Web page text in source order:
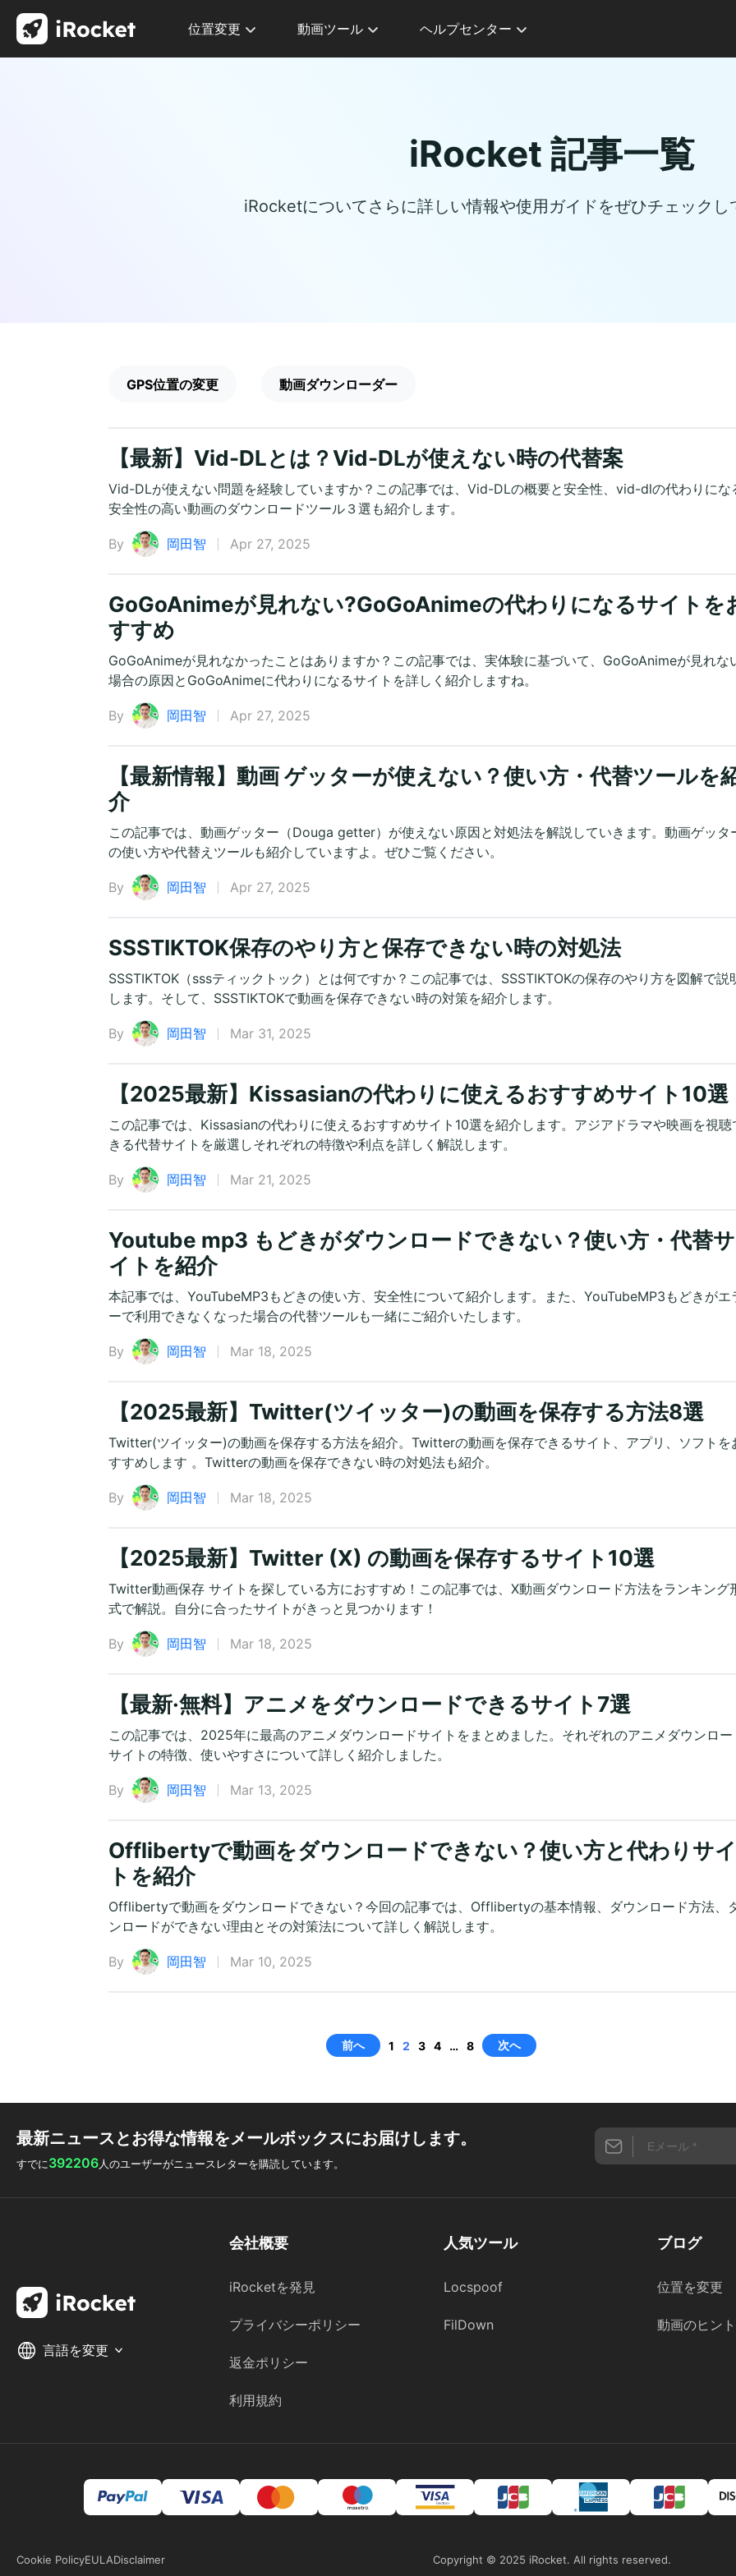
位置変更 動画ツール ヘルプセンター
iRocket 記事一覧
iRocketについてさらに詳しい情報や使用ガイドをぜひチェックし
GPS位置の変更 動画ダウンローダー
【最新】Vid-DLとは？Vid-DLが使えない時の代替案
Vid-DLが使えない問題を経験していますか？この記事では、Vid-DLの概要と安全性、vid-dlの代わりにな
安全性の高い動画のダウンロードツール３選も紹介します。
By 岡田智 Apr 27, 2025
GoGoAnimeが見れない?GoGoAnimeの代わりになるサイトを
すすめ
GoGoAnimeが見れなかったことはありますか？この記事では、実体験に基づいて、GoGoAnimeが見れな
場合の原因とGoGoAnimeに代わりになるサイトを詳しく紹介しますね。
By 岡田智 Apr 27, 2025
【最新情報】動画 ゲッターが使えない？使い方・代替ツールを
介
この記事では、動画ゲッター（Douga getter）が使えない原因と対処法を解説していきます。動画ゲッタ
の使い方や代替えツールも紹介していますよ。ぜひご覧ください。
By 岡田智 Apr 27, 2025
SSSTIKTOK保存のやり方と保存できない時の対処法
SSSTIKTOK（sssティックトック）とは何ですか？この記事では、SSSTIKTOKの保存のやり方を図解で説
します。そして、SSSTIKTOKで動画を保存できない時の対策を紹介します。
By 岡田智 Mar 31, 2025
【2025最新】Kissasianの代わりに使えるおすすめサイト10選
この記事では、Kissasianの代わりに使えるおすすめサイト10選を紹介します。アジアドラマや映画を視聴
きる代替サイトを厳選しそれぞれの特徴や利点を詳しく解説します。
By 岡田智 Mar 21, 2025
Youtube mp3 もどきがダウンロードできない？使い方・代替サ
イトを紹介
本記事では、YouTubeMP3もどきの使い方、安全性について紹介します。また、YouTubeMP3もどきがエ
ーで利用できなくなった場合の代替ツールも一緒にご紹介いたします。
By 岡田智 Mar 18, 2025
【2025最新】Twitter(ツイッター)の動画を保存する方法8選
Twitter(ツイッター)の動画を保存する方法を紹介。Twitterの動画を保存できるサイト、アプリ、ソフトを
すすめします 。Twitterの動画を保存できない時の対処法も紹介。
By 岡田智 Mar 18, 2025
【2025最新】Twitter (X) の動画を保存するサイト10選
Twitter動画保存 サイトを探している方におすすめ！この記事では、X動画ダウンロード方法をランキング
式で解説。自分に合ったサイトがきっと見つかります！
By 岡田智 Mar 18, 2025
【最新·無料】アニメをダウンロードできるサイト7選
この記事では、2025年に最高のアニメダウンロードサイトをまとめました。それぞれのアニメダウンロー
サイトの特徴、使いやすさについて詳しく紹介しました。
By 岡田智 Mar 13, 2025
Offlibertyで動画をダウンロードできない？使い方と代わりサイ
トを紹介
Offlibertyで動画をダウンロードできない？今回の記事では、Offlibertyの基本情報、ダウンロード方法、
ンロードができない理由とその対策法について詳しく解説します。
By 岡田智 Mar 10, 2025
前へ 1 2 3 4 … 8 次へ
最新ニュースとお得な情報をメールボックスにお届けします。
すでに392206人のユーザーがニュースレターを購読しています。
言語を変更
会社概要
iRocketを発見
プライバシーポリシー
返金ポリシー
利用規約
人気ツール
Locspoof
FilDown
ブログ
位置を変更
動画のヒン
Cookie PolicyEULADisclaimer Copyright © 2025 iRocket. All rights reserved.